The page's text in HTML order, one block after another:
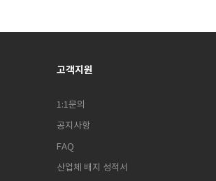
고객지원
1:1문의
공지사항
FAQ
산업체 배지 성적서